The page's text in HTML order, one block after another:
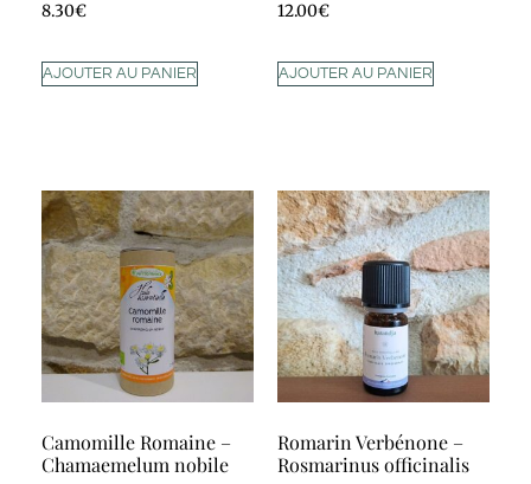
8.30€
AJOUTER AU PANIER
12.00€
AJOUTER AU PANIER
Camomille Romaine –
Chamaemelum nobile
Romarin Verbénone –
Rosmarinus officinalis